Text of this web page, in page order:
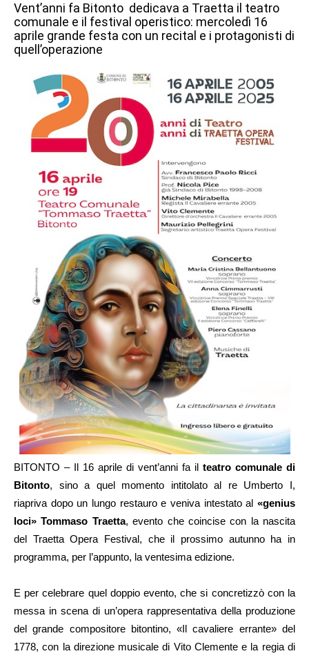
Vent’anni fa Bitonto dedicava a Traetta il teatro
comunale e il festival operistico: mercoledì 16
aprile grande festa con un recital e i protagonisti di
quell’operazione
BITONTO – Il 16 aprile di vent’anni fa il teatro comunale di
Bitonto, sino a quel momento intitolato al re Umberto I,
riapriva dopo un lungo restauro e veniva intestato al «genius
loci» Tommaso Traetta, evento che coincise con la nascita
del Traetta Opera Festival, che il prossimo autunno ha in
programma, per l’appunto, la ventesima edizione.
E per celebrare quel doppio evento, che si concretizzò con la
messa in scena di un’opera rappresentativa della produzione
del grande compositore bitontino, «Il cavaliere errante» del
1778, con la direzione musicale di Vito Clemente e la regia di